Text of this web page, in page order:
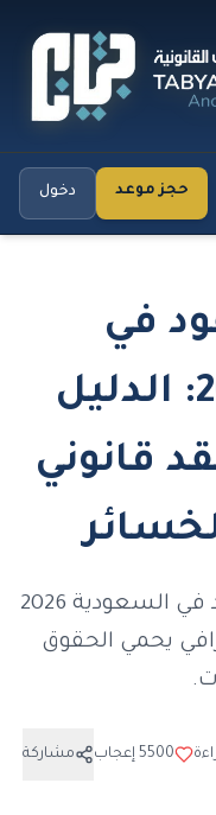
حجز موعد دخول
في
السعودية 2026: الدليل
قانوني
دليل شامل حول صياغة العقود في السعودية 2026
يحمي الحقوق
5500 إعجاب مشاركة